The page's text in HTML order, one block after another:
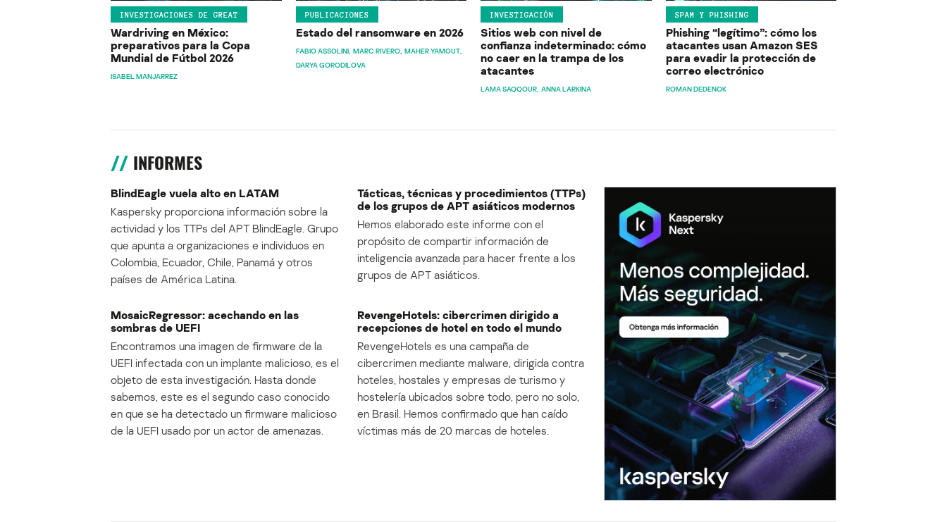
INVESTIGACIONES DE GREAT
Wardriving en México:
preparativos para la Copa
Mundial de Fútbol 2026
ISABEL MANJARREZ
PUBLICACIONES
Estado del ransomware en 2026
FABIO ASSOLINI MARC RIVERO MAHER YAMOUT
DARYA GORODILOVA
INVESTIGACIÓN
Sitios web con nivel de
confianza indeterminado: cómo
no caer en la trampa de los
atacantes
LAMA SAQQOUR ANNA LARKINA
SPAM Y PHISHING
Phishing “legítimo”: cómo los
atacantes usan Amazon SES
para evadir la protección de
correo electrónico
ROMAN DEDENOK
INFORMES
BlindEagle vuela alto en LATAM
Kaspersky proporciona información sobre la
actividad y los TTPs del APT BlindEagle. Grupo
que apunta a organizaciones e individuos en
Colombia, Ecuador, Chile, Panamá y otros
países de América Latina.
Tácticas, técnicas y procedimientos (TTPs)
de los grupos de APT asiáticos modernos
Hemos elaborado este informe con el
propósito de compartir información de
inteligencia avanzada para hacer frente a los
grupos de APT asiáticos.
MosaicRegressor: acechando en las
sombras de UEFI
Encontramos una imagen de firmware de la
UEFI infectada con un implante malicioso, es el
objeto de esta investigación. Hasta donde
sabemos, este es el segundo caso conocido
en que se ha detectado un firmware malicioso
de la UEFI usado por un actor de amenazas.
RevengeHotels: cibercrimen dirigido a
recepciones de hotel en todo el mundo
RevengeHotels es una campaña de
cibercrimen mediante malware, dirigida contra
hoteles, hostales y empresas de turismo y
hostelería ubicados sobre todo, pero no solo,
en Brasil. Hemos confirmado que han caído
víctimas más de 20 marcas de hoteles.